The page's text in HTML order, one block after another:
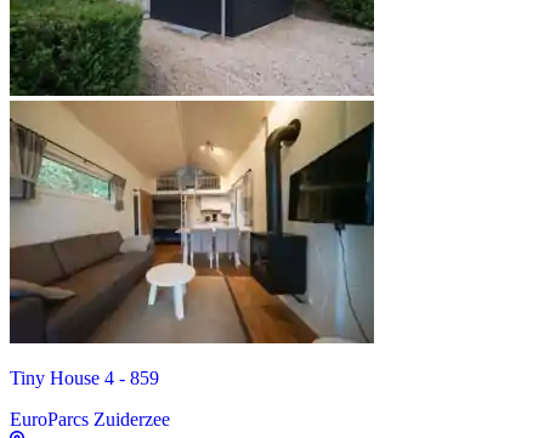
Tiny House 4 - 859
EuroParcs Zuiderzee